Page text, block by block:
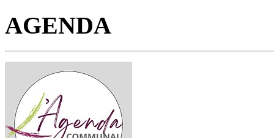
AGENDA